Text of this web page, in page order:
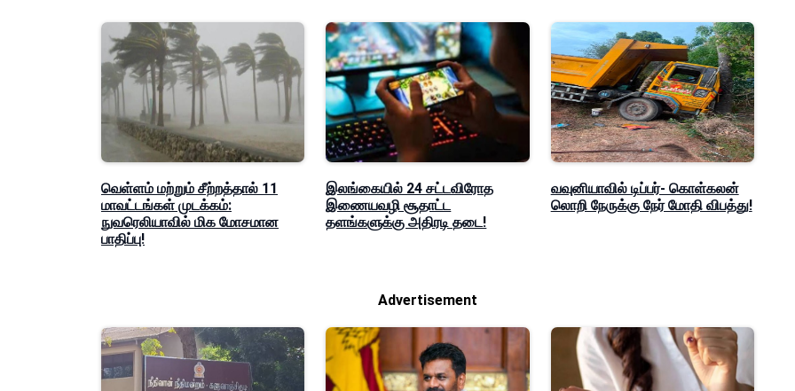
வெள்ளம் மற்றும் சீற்றத்தால் 11
மாவட்டங்கள் முடக்கம்:
நுவரெலியாவில் மிக மோசமான
பாதிப்பு!
இலங்கையில் 24 சட்டவிரோத
இணையவழி சூதாட்ட
தளங்களுக்கு அதிரடி தடை!
வவுனியாவில் டிப்பர்- கொள்கலன்
லொறி நேருக்கு நேர் மோதி விபத்து!
Advertisement